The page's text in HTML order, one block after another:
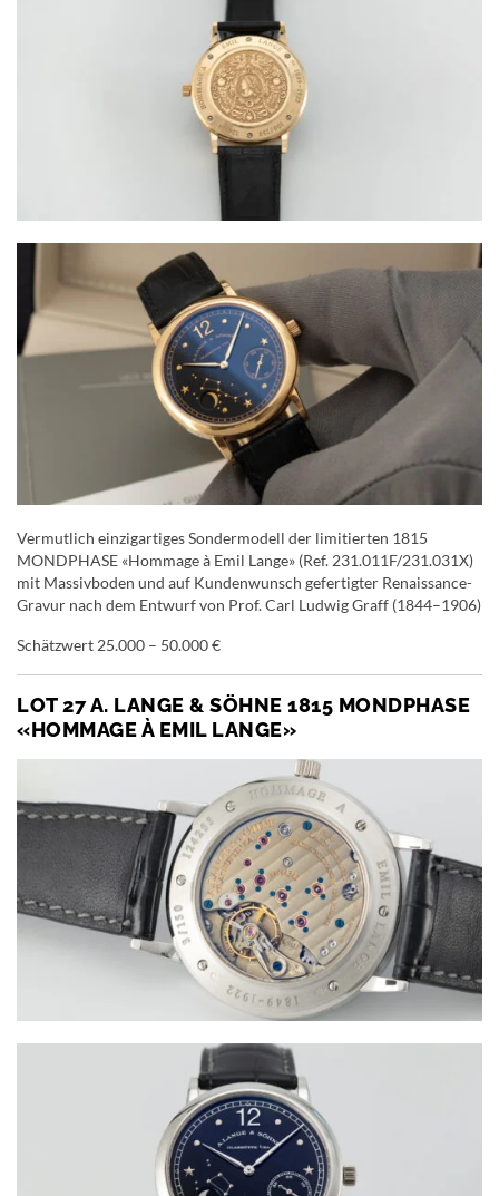
Vermutlich einzigartiges Sondermodell der limitierten 1815
MONDPHASE «Hommage à Emil Lange» (Ref. 231.011F/231.031X)
mit Massivboden und auf Kundenwunsch gefertigter Renaissance-
Gravur nach dem Entwurf von Prof. Carl Ludwig Graff (1844–1906)
Schätzwert 25.000 – 50.000 €
LOT 27 A. LANGE & SÖHNE 1815 MONDPHASE
«HOMMAGE À EMIL LANGE»